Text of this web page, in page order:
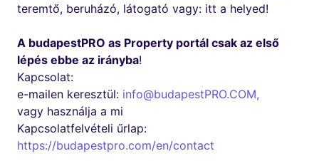
teremtő, beruházó, látogató vagy: itt a helyed!
A budapestPRO as Property portál csak az első
lépés ebbe az irányba!
Kapcsolat:
e-mailen keresztül: info@budapestPRO.COM,
vagy használja a mi
Kapcsolatfelvételi űrlap:
https://budapestpro.com/en/contact